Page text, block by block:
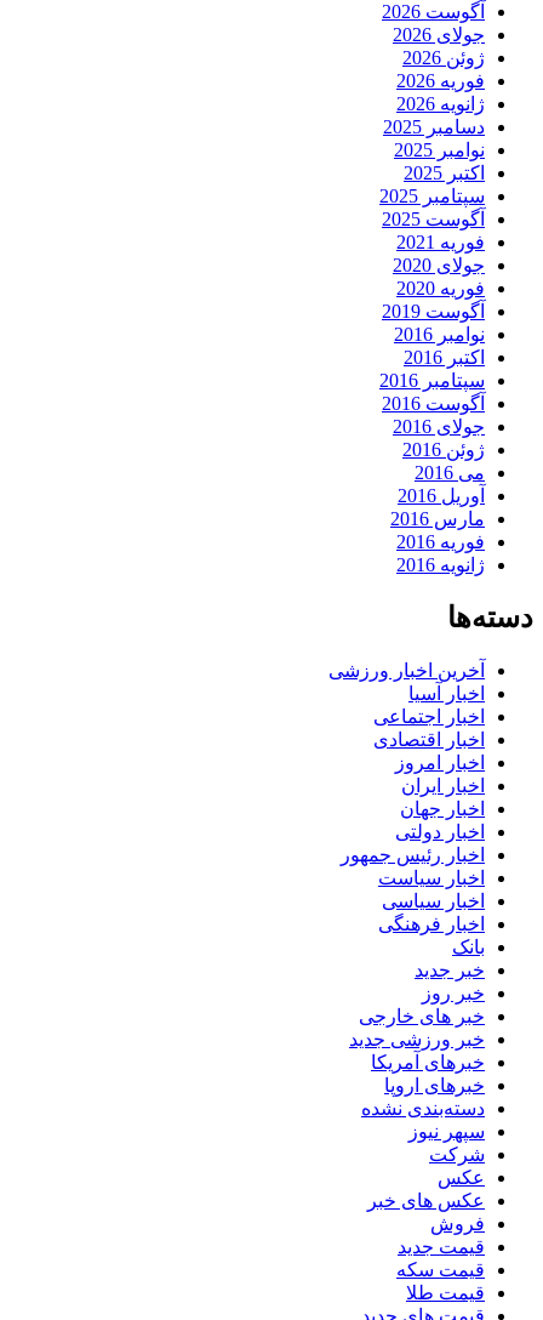
آگوست 2026
جولای 2026
ژوئن 2026
فوریه 2026
ژانویه 2026
دسامبر 2025
نوامبر 2025
اکتبر 2025
سپتامبر 2025
آگوست 2025
فوریه 2021
جولای 2020
فوریه 2020
آگوست 2019
نوامبر 2016
اکتبر 2016
سپتامبر 2016
آگوست 2016
جولای 2016
ژوئن 2016
می 2016
آوریل 2016
مارس 2016
فوریه 2016
ژانویه 2016
دسته‌ها
آخرین اخبار ورزشی
اخبار آسیا
اخبار اجتماعی
اخبار اقتصادی
اخبار امروز
اخبار ایران
اخبار جهان
اخبار دولتی
اخبار رئیس جمهور
اخبار سیاست
اخبار سیاسی
اخبار فرهنگی
بانک
خبر جدید
خبر روز
خبر های خارجی
خبر ورزشی جدید
خبرهای آمریکا
خبرهای اروپا
دسته‌بندی نشده
سپهر نیوز
شرکت
عکس
عکس های خبر
فروش
قیمت جدید
قیمت سکه
قیمت طلا